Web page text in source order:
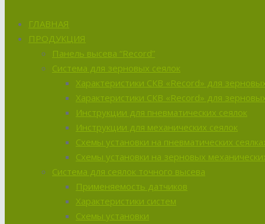
ГЛАВНАЯ
ПРОДУКЦИЯ
Панель высева “Record”
Система для зерновых сеялок
Характеристики СКВ «Record» для
Характеристики СКВ «Record» для
Инструкции для пневматических сеялок
Инструкции для механических сеялок
Схемы установки на пневматических
Схемы установки на зерновых
Система для сеялок точного высева
Применяемость датчиков
Характеристики систем
Схемы установки